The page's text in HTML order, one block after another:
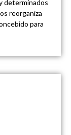
determinados
reorganiza
para